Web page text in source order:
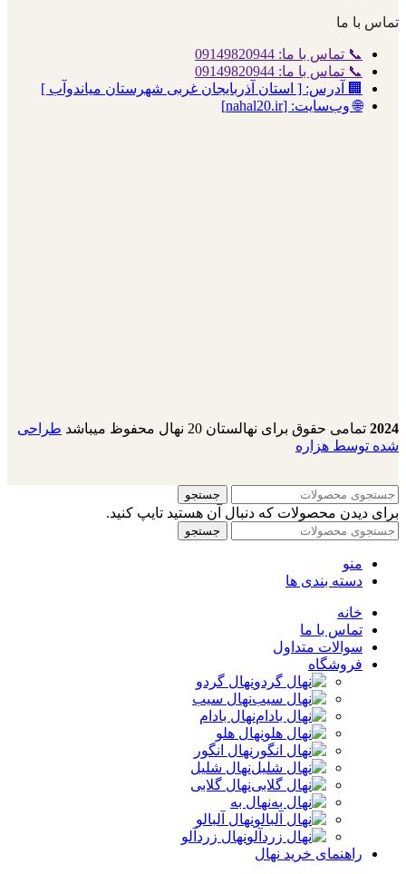
تماس با ما
📞 تماس با ما: 09149820944
📞 تماس با ما: 09149820944
🏢 آدرس: [ استان آذربایجان غربی شهرستان میاندوآب ]
🌐 وب‌سایت: [nahal20.ir]
2024 تمامی حقوق برای نهالستان 20 نهال محفوظ میباشد
طراحی
شده توسط هزاره
جستجو
برای دیدن محصولات که دنبال آن هستید تایپ کنید.
جستجو
منو
دسته بندی ها
خانه
تماس با ما
سوالات متداول
فروشگاه
نهال گردو
نهال سیب
نهال بادام
نهال هلو
نهال انگور
نهال شلیل
نهال گلابی
نهال به
نهال آلبالو
نهال زردآلو
راهنمای خرید نهال